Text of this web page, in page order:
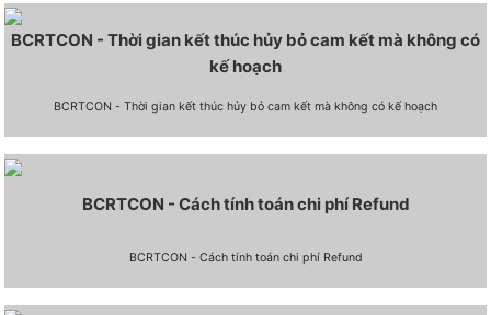
BCRTCON - Thời gian kết thúc hủy bỏ cam kết mà không có
kế hoạch
BCRTCON - Thời gian kết thúc hủy bỏ cam kết mà không có kế hoạch
BCRTCON - Cách tính toán chi phí Refund
BCRTCON - Cách tính toán chi phí Refund